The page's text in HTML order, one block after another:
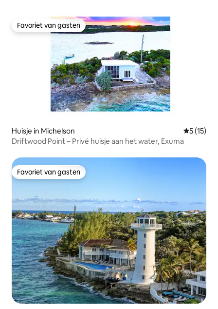
Favoriet van gasten
Favoriet van gasten
Huisje in Michelson
5 (15)
Driftwood Point – Privé huisje aan het water, Exuma
Favoriet van gasten
Favoriet van gasten